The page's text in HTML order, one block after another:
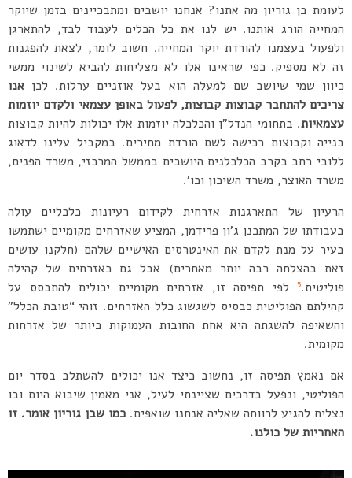
לעומת בן גוריון מה אתנו? אנחנו יושבים ומתבכיינים בזמן שיוקר
המחייה הורג אותנו. יש לנו את כל הכלים לעבוד לבד, להתארגן
ולפעול בעצמנו להורדת יוקר המחייה. חשוב לומר, לצאת להפגנות
זה לא מספיק. כפי שראינו אלו לא מצליחות להביא לשינוי ממשי
כיוון שמי שיושב שם למעלה הוא בעל אוזניים ערלות. לכן אנו
צריכים להתחבר קבוצות קבוצות, לפעול באופן עצמאי ולקדם יוזמות
עצמאיות. בתחומי הנדל”ן והכלכלה יוזמות אלו יכולות להיות קבוצות
בנייה וקבוצות רכישה לשם הורדת מחירים. במקביל עלינו לדאוג
ללובי רחב בקרב הכלכלנים היושבים בממשל המרכזי, משרד הפנים,
משרד האוצר, משרד השיכון וכו’.
הרעיון של התארגנות אזרחית לקידום רעיונות כלכליים עולה
בעבודתו של המתכנן ג’ון פרידמן, המציע שאזרחים מקומיים ישתמשו
בעיר על מנת לקדם את האינטרסים האישיים שלהם (חלקנו עושים
זאת בהצלחה רבה יותר מאחרים) אבל גם כאזרחים של קהילה
פוליטית.5
לפי תפיסה זו, אזרחים מקומיים יכולים להתבסס על
קהילתם הפוליטית כבסיס לשגשוג כלל האזרחים. זוהי “טובת הכלל”
והשאיפה להשגתה היא אחת החובות העמוקות ביותר של אזרחות
מקומית.
אם נאמץ תפיסה זו, נחשוב כיצד אנו יכולים להשתלב בסדר יום
הפוליטי, ונפעל בדרכים שציינתי לעיל, אני מאמין שיבוא היום ובו
נצליח להגיע לרווחה שאליה אנחנו שואפים. כמו שבן גוריון אומר. זו
האחריות של כולנו.